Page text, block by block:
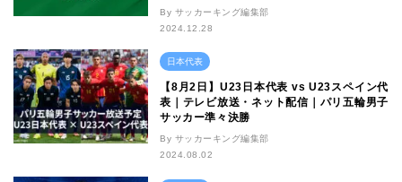
By サッカーキング編集部
2024.12.28
日本代表
【8月2日】U23日本代表 vs U23スペイン代
表｜テレビ放送・ネット配信｜パリ五輪男子
サッカー準々決勝
By サッカーキング編集部
2024.08.02